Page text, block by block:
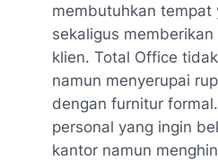
membutuhkan tempat
sekaligus
klien. Total Office
namun menyerupai
dengan furnitur
personal yang ingin
kantor namun